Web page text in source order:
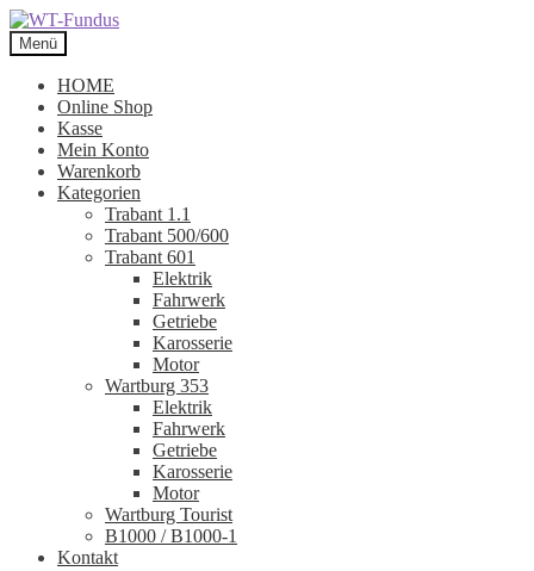
Zur
Navigation
springen
Zum
Inhalt
springen
Menü
HOME
Online Shop
Kasse
Mein Konto
Warenkorb
Kategorien
Trabant 1.1
Trabant 500/600
Trabant 601
Elektrik
Fahrwerk
Getriebe
Karosserie
Motor
Wartburg 353
Elektrik
Fahrwerk
Getriebe
Karosserie
Motor
Wartburg Tourist
B1000 / B1000-1
Kontakt